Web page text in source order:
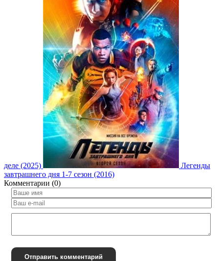
деле (2025)
Легенды
завтрашнего дня 1-7 сезон (2016)
Комментарии (0)
Отправить комментарий